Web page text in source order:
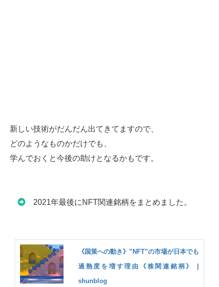
新しい技術がだんだん出てきてますので、
どのようなものかだけでも、
学んでおくと今後の助けとなるかもです。
2021年最後にNFT関連銘柄をまとめました。
《国策への動き》”NFT”の市場が日本でも
過熱度を増す理由《株関連銘柄》 |
shunblog